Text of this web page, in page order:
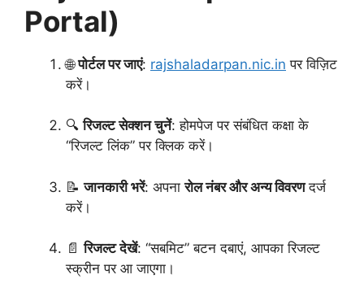
Portal)
🌐पोर्टल पर जाएं: rajshaladarpan.nic.in पर विज़िट
करें।
🔍रिजल्ट सेक्शन चुनें: होमपेज पर संबंधित कक्षा के
“रिजल्ट लिंक” पर क्लिक करें।
📝जानकारी भरें: अपनारोल नंबर और अन्य विवरणदर्ज
करें।
📄रिजल्ट देखें: “सबमिट” बटन दबाएं, आपका रिजल्ट
स्क्रीन पर आ जाएगा।